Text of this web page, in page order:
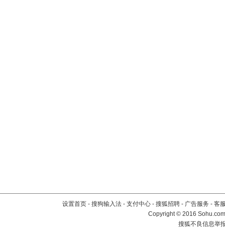
设置首页 - 搜狗输入法 - 支付中心 - 搜狐招聘 - 广告服务 - 客
Copyright©2016
搜狐不良信息举